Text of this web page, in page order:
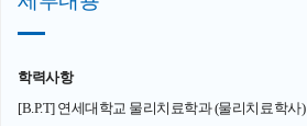
학력사항
[B.P.T] 연세대학교 물리치료학과 (물리치료학사)